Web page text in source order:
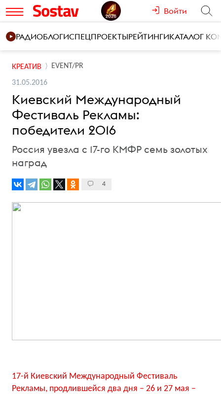
Войти
РАДИОБЛОГИСПЕЦПРОЕКТЫРЕЙТИНГИКАТАЛОГ
КРЕАТИВ EVENT/PR
31.05.2016
Киевский Международный
Фестиваль Рекламы:
победители 2016
Россия увезла с 17-го КМФР семь золотых
наград
4
17-й Киевский Международный Фестиваль
Рекламы, продлившейся два дня – 26 и 27 мая –